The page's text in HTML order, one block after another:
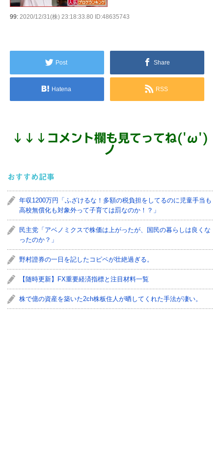
99: 2020/12/31(株) 23:18:33.80 ID:48635743
Post Share
Hatena RSS
↓ ↓ ↓ コメント欄も見てってね('ω')
ノ
おすすめ記事
年収1200万円「ふざけるな！多額の税負担をしてるのに児童手当も
高校無償化も対象外って子育ては罰なのか！？」
民主党「アベノミクスで株価は上がったが、国民の暮らしは良くな
ったのか？」
野村證券の一日を記したコピペが壮絶過ぎる。
【随時更新】FX重要経済指標と注目材料一覧
株で億の資産を築いた2ch株板住人が晒してくれた手法が凄い。